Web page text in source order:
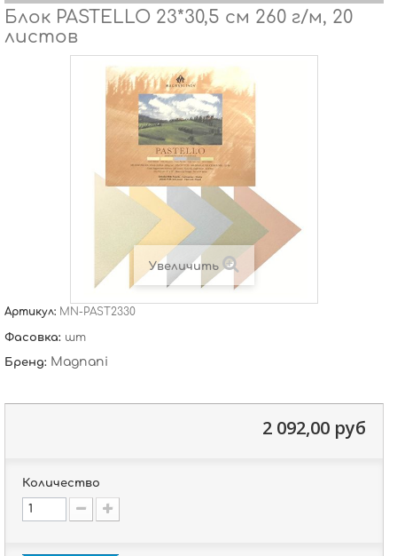
Блок PASTELLO 23*30,5 см 260 г/м, 20
листов
Увеличить
Артикул: MN-PAST2330
Фасовка: шт
Бренд: Magnani
2 092,00 руб
Количество